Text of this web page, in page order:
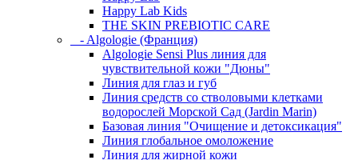
Happy Lab Kids
THE SKIN PREBIOTIC CARE
- Algologie (Франция)
Algologie Sensi Plus линия для
чувcтвительной кожи "Дюны"
Линия для глаз и губ
Линия средств со стволовыми клетками
водорослей Морской Сад (Jardin Marin)
Базовая линия "Очищение и детоксикация"
Линия глобальное омоложение
Линия для жирной кожи